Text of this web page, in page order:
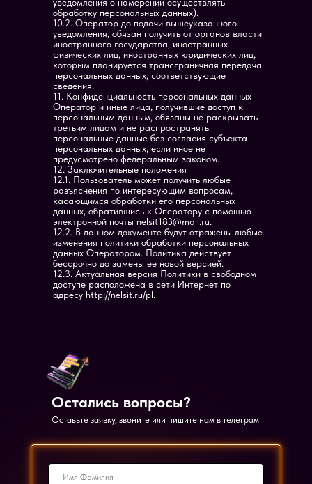
обработку персональных данных).
10.2. Оператор до подачи вышеуказанного
уведомления, обязан получить от органов власти
иностранного государства, иностранных
физических лиц, иностранных юридических лиц,
которым планируется трансграничная передача
персональных данных, соответствующие
сведения.
11. Конфиденциальность персональных данных
Оператор и иные лица, получившие доступ к
персональным данным, обязаны не раскрывать
третьим лицам и не распространять
персональные данные без согласия субъекта
персональных данных, если иное не
предусмотрено федеральным законом.
12. Заключительные положения
12.1. Пользователь может получить любые
разъяснения по интересующим вопросам,
касающимся обработки его персональных
данных, обратившись к Оператору с помощью
электронной почты nelsit183@mail.ru.
12.2. В данном документе будут отражены любые
изменения политики обработки персональных
данных Оператором. Политика действует
бессрочно до замены ее новой версией.
12.3. Актуальная версия Политики в свободном
доступе расположена в сети Интернет по
адресу http://nelsit.ru/pl.
Остались вопросы?
Оставьте заявку, звоните или пишите нам в телеграм